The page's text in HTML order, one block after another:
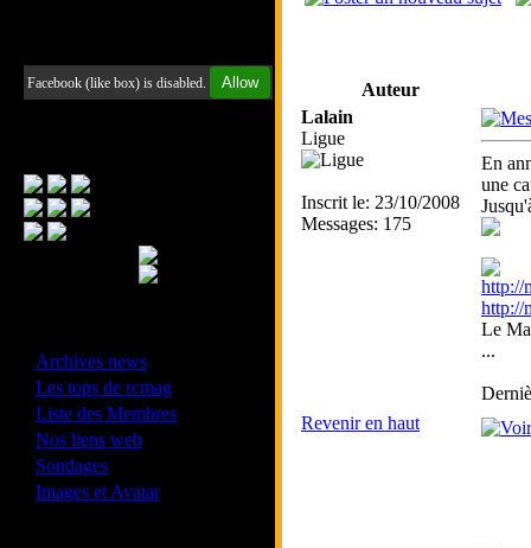
Facebook (like box) is disabled. Allow
Archives news
Les tops de rcmag
Liste des Membres
Nos liens web
Sondages
Images et Avatar
Auteur
Lalain
Ligue
Inscrit le: 23/10/2008
Messages: 175
En
une
http://
http://
Le
...
Revenir en haut